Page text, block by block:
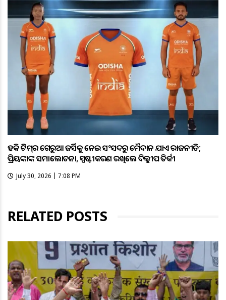
ହକି ଟିମ୍‌ର ଗେରୁଆ ଜର୍ସିକୁ ନେଇ ସଂସଦରୁ ମୈଦାନ ଯାଏଁ ରାଜନୀତି;
ପ୍ରିୟଙ୍କାଙ୍କ ସମାଲୋଚନା, ସ୍ପଷ୍ଟୀକରଣ ରଖିଲେ ଦିଲ୍ଲୀପ ତିର୍କୀ
July 30, 2026 | 7:08 PM
RELATED POSTS